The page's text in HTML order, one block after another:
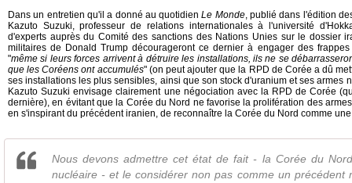
Dans un entretien qu'il a donné au quotidienLe Monde, publié dans l'édition
Kazuto Suzuki, professeur de relations internationales à l'université
d'experts auprès du Comité des sanctions des Nations Unies sur le dossier
militaires de Donald Trump décourageront ce dernier à engager des
"même si leurs forces arrivent à détruire les installations, ils ne se
que les Coréens ont accumulés" (on peut ajouter que la RPD de Corée a dû
ses installations les plus sensibles, ainsi que son stock d'uranium et ses armes
Kazuto Suzuki envisage clairement une négociation avec la RPD de Corée
dernière), en évitant que la Corée du Nord ne favorise la prolifération des
en s'inspirant du précédent iranien, de reconnaître la Corée du Nord comme
Nous devons admettre cet état de fait - la Corée du
nucléaire - et le considérer non pas comme un précédent